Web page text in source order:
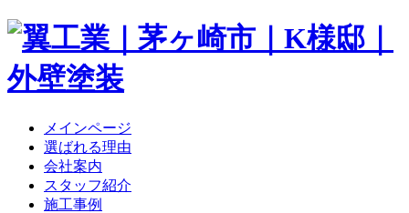
メインページ
選ばれる理由
会社案内
スタッフ紹介
施工事例